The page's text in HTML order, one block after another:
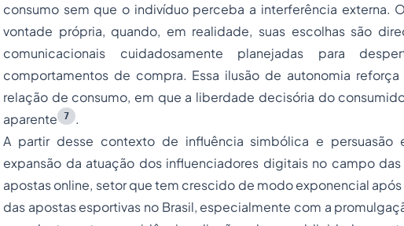
consumo sem que o indivíduo perceba a interferência externa.
vontade própria, quando, em realidade, suas escolhas são
comunicacionais cuidadosamente planejadas para
comportamentos de compra. Essa ilusão de autonomia
relação de consumo, em que a liberdade decisória do
aparente
7
.
A partir desse contexto de influência simbólica e persuasão
expansão da atuação dos influenciadores digitais no campo
apostas online, setor que tem crescido de modo exponencial
das apostas esportivas no Brasil, especialmente com a